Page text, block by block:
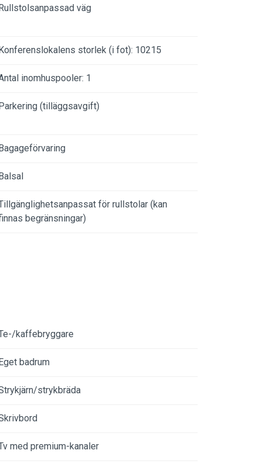
väg
storlek (i fot): 10215
inomhuspooler: 1
(tilläggsavgift)
för rullstolar (kan
begränsningar)
kaffebryggare
badrum
strykbräda
med premium-kanaler